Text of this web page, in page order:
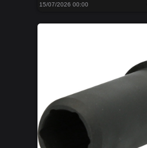
15/07/2026 00:00